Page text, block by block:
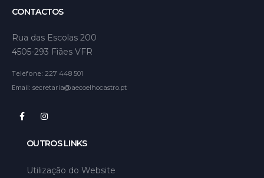
CONTACTOS
Rua das Escolas 200
4505-293 Fiães VFR
Telefone: 227 448 501
Email: secretaria@aecoelhocastro.pt
OUTROS LINKS
Utilização do Website